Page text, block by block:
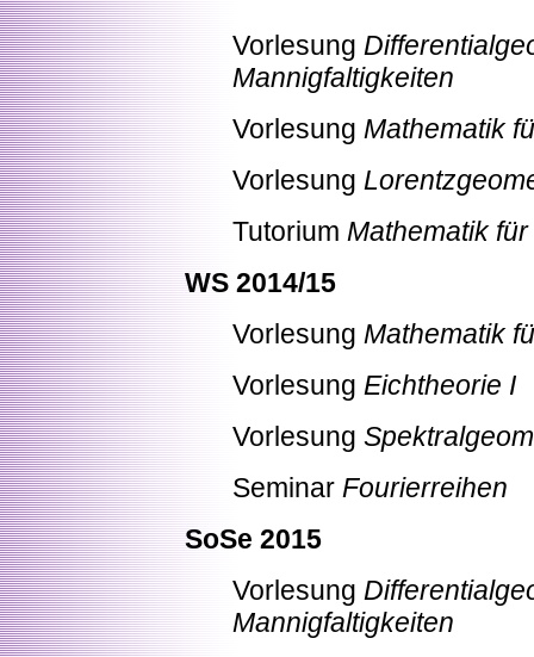
Vorlesung
Mannigfaltigkeiten
Vorlesung Mathematik
Vorlesung
Tutorium Mathematik
WS 2014/15
Vorlesung Mathematik
Vorlesung Eichtheorie I
Vorlesung
Seminar Fourierreihen
SoSe 2015
Vorlesung
Mannigfaltigkeiten